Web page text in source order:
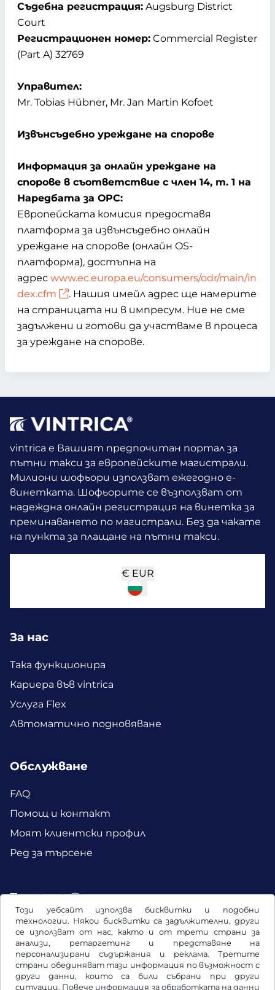
Този уебсайт използва бисквитки и подобни
технологии. Някои бисквитки са задължителни, други
се използват от нас, както и от трети страни за
анализи, ретаргетинг и представяне на
персонализирани съдържания и реклама. Третите
страни обединяват тази информация по възможност с
други данни, които са били събрани при други
ситуации. Повече информация за обработката на данни
Съдебна регистрация: Augsburg District
Court
Регистрационен номер: Commercial Register
(Part A) 32769
Управител:
Mr. Tobias Hübner, Mr. Jan Martin Kofoet
Извънсъдебно уреждане на спорове
Информация за онлайн уреждане на
спорове в съответствие с член 14, т. 1 на
Наредбата за ОРС:
Европейската комисия предоставя
платформа за извънсъдебно онлайн
уреждане на спорове (онлайн OS-
платформа), достъпна на
адрес www.ec.europa.eu/consumers/odr/main/in
dex.cfm
. Нашия имейл адрес ще намерите
на страницата ни в импресум. Ние не сме
задължени и готови да участваме в процеса
за уреждане на спорове.
vintrica е Вашият предпочитан портал за
пътни такси за европейските магистрали.
Милиони шофьори използват ежегодно е-
винетката. Шофьорите се възползват от
надеждна онлайн регистрация на винетка за
преминаването по магистрали. Без да чакате
на пункта за плащане на пътни такси.
€ EUR
За нас
Така функционира
Кариера във vintrica
Услуга Flex
Автоматично подновяване
Обслужване
FAQ
Помощ и контакт
Моят клиентски профил
Ред за търсене
Facebook Instagram